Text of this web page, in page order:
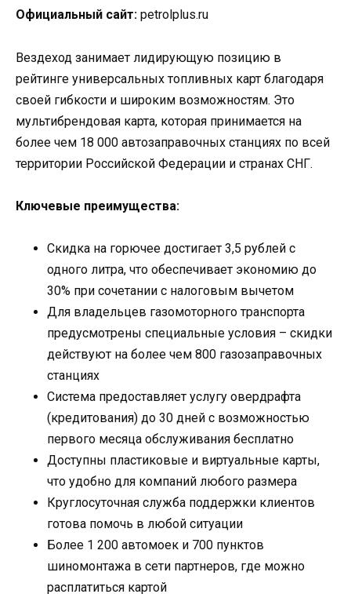
Официальный сайт: petrolplus.ru
Вездеход занимает лидирующую позицию в
рейтинге универсальных топливных карт благодаря
своей гибкости и широким возможностям. Это
мультибрендовая карта, которая принимается на
более чем 18 000 автозаправочных станциях по всей
территории Российской Федерации и странах СНГ.
Ключевые преимущества:
Скидка на горючее достигает 3,5 рублей с
одного литра, что обеспечивает экономию до
30% при сочетании с налоговым вычетом
Для владельцев газомоторного транспорта
предусмотрены специальные условия – скидки
действуют на более чем 800 газозаправочных
станциях
Система предоставляет услугу овердрафта
(кредитования) до 30 дней с возможностью
первого месяца обслуживания бесплатно
Доступны пластиковые и виртуальные карты,
что удобно для компаний любого размера
Круглосуточная служба поддержки клиентов
готова помочь в любой ситуации
Более 1 200 автомоек и 700 пунктов
шиномонтажа в сети партнеров, где можно
расплатиться картой